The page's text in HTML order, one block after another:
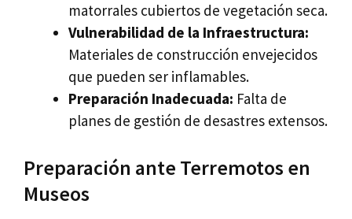
matorrales cubiertos de vegetación seca.
Vulnerabilidad de la Infraestructura:
Materiales de construcción envejecidos
que pueden ser inflamables.
Preparación Inadecuada: Falta de
planes de gestión de desastres extensos.
Preparación ante Terremotos en
Museos